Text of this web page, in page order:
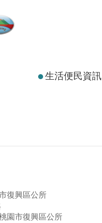
生活便民資訊
復興區公所
園市復興區公所